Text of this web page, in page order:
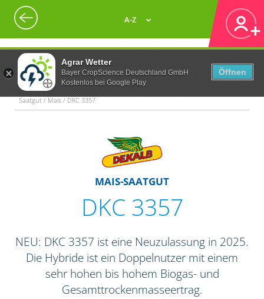
Agrar Wetter
Bayer CropScience Deutschland GmbH
Kostenlos bei Google Play
Öffnen
A-Z
Saatgut / Mais / DKC 3357
MAIS-SAATGUT
DKC 3357
NEU: DKC 3357 ist eine Neuzulassung in 2025.
Die Hybride ist ein Doppelnutzer mit einem
sehr hohen bis hohem Biogas- und
Gesamttrockenmasseertrag.